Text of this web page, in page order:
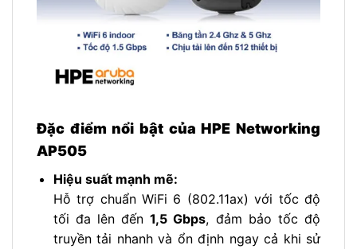
Đặc điểm nổi bật của HPE Networking
AP505
Hiệu suất mạnh mẽ:
Hỗ trợ chuẩn WiFi 6 (802.11ax) với tốc độ
tối đa lên đến1,5 Gbps, đảm bảo tốc độ
truyền tải nhanh và ổn định ngay cả khi sử